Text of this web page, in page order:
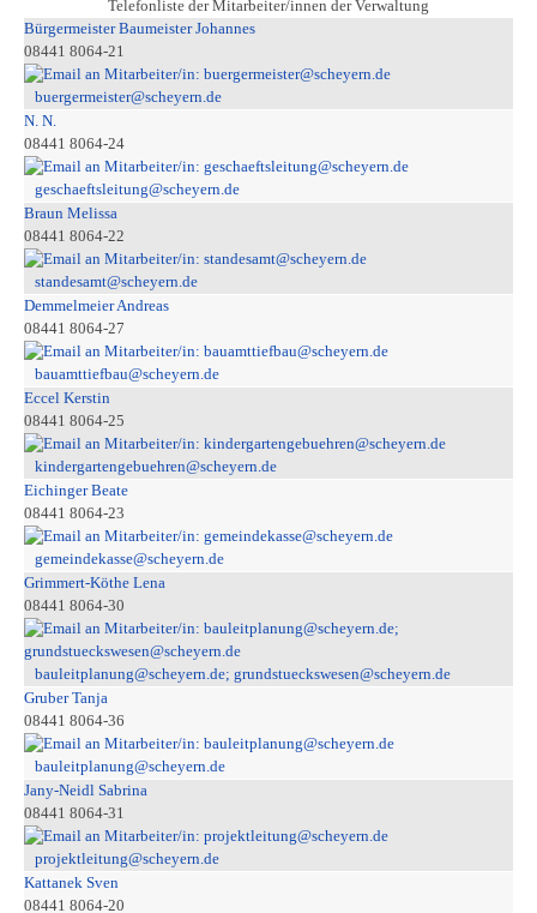
Telefonliste der Mitarbeiter/innen der Verwaltung
Bürgermeister Baumeister Johannes
08441 8064-21
buergermeister@scheyern.de
N. N.
08441 8064-24
geschaeftsleitung@scheyern.de
Braun Melissa
08441 8064-22
standesamt@scheyern.de
Demmelmeier Andreas
08441 8064-27
bauamttiefbau@scheyern.de
Eccel Kerstin
08441 8064-25
kindergartengebuehren@scheyern.de
Eichinger Beate
08441 8064-23
gemeindekasse@scheyern.de
Grimmert-Köthe Lena
08441 8064-30
bauleitplanung@scheyern.de; grundstueckswesen@scheyern.de
Gruber Tanja
08441 8064-36
bauleitplanung@scheyern.de
Jany-Neidl Sabrina
08441 8064-31
projektleitung@scheyern.de
Kattanek Sven
08441 8064-20